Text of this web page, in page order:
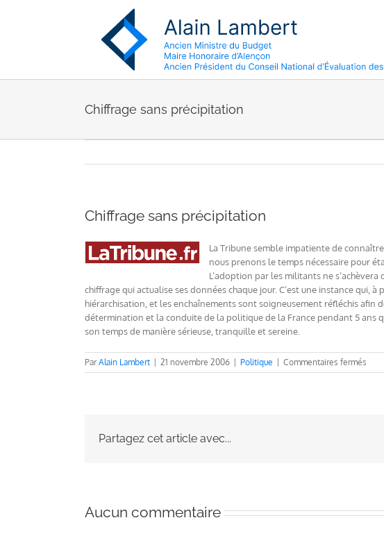
Chiffrage sans précipitation
Chiffrage sans précipitation
La Tribune semble impatiente de
nous prenons le temps nécessaire pour
L’adoption par les militants ne
chiffrage qui actualise ses données chaque jour. C’est une instance qui,
hiérarchisation, et les enchaînements sont soigneusement réfléchis afin
détermination et la conduite de la politique de la France pendant 5 ans
son temps de manière sérieuse, tranquille et sereine.
ParAlain Lambert 21 novembre 2006 Politique Commentaires fermés
Partagez cet article avec...
Aucun commentaire